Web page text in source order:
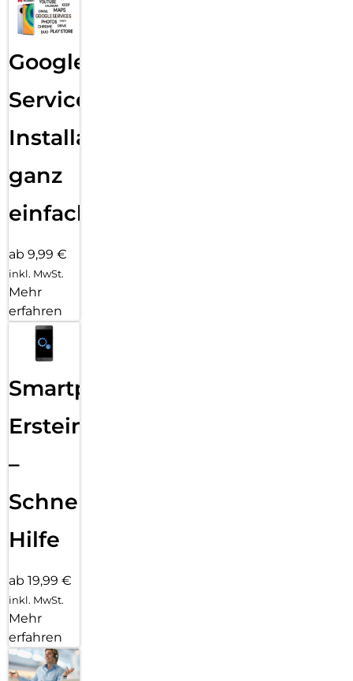
Google
Services
Installation
ganz
einfach
ab 9,99 €
inkl. MwSt.
Mehr
erfahren
Smartphone
Ersteinrichtung
–
Schnelle
Hilfe
ab 19,99 €
inkl. MwSt.
Mehr
erfahren